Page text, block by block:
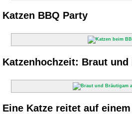
Katzen BBQ Party
Katzenhochzeit: Braut und
Eine Katze reitet auf einem